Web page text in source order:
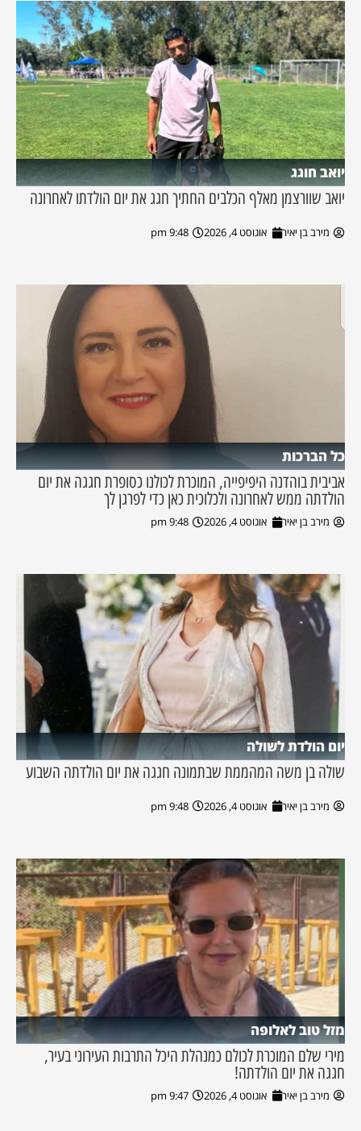
יואב חוגג
יואב שוורצמן מאלף הכלבים החתיך חגג את יום הולדתו לאחרונה
מירב בן יאיר אוגוסט 4, 2026 9:48 pm
כל הברכות
אביבית בוהדנה היפיפייה, המוכרת לכולנו כסופרת חגגה את יום
הולדתה ממש לאחרונה ולכלוכית כאן כדי לפרגן לך
מירב בן יאיר אוגוסט 4, 2026 9:48 pm
יום הולדת לשולה
שולה בן משה המהממת שבתמונה חגגה את יום הולדתה השבוע
מירב בן יאיר אוגוסט 4, 2026 9:48 pm
מזל טוב לאלופה
מירי שלם המוכרת לכולם כמנהלת היכל התרבות העירוני בעיר,
חגגה את יום הולדתה!
מירב בן יאיר אוגוסט 4, 2026 9:47 pm